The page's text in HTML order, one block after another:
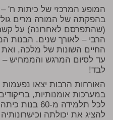
המופע המרכזי של כיתות ח'
בהפקתה של המורה מרים
(שהתפרסם לאחרונה) על קשר
הרבי – לאורך שנים. הבנות
החיים השונות של מלכה,
עד לסיום המרגש והממחיש
לבד!
האורחות הרבות יצאו
במערכות אומנותיות,
לכל תלמידה
להציג את יכולתה